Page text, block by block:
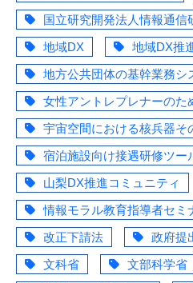
国立研究開発法人情報通信
地域DX
地域DX推
地方公共団体の基幹業務シ
女性アントレプレナーのた
宇宙空間における核兵器そ
宿泊施設向け接遇研修ツー
山梨DX推進コミュニティ
情報モラル教育指導者セミ
改正下請法
政府提
文科省
文部科学省